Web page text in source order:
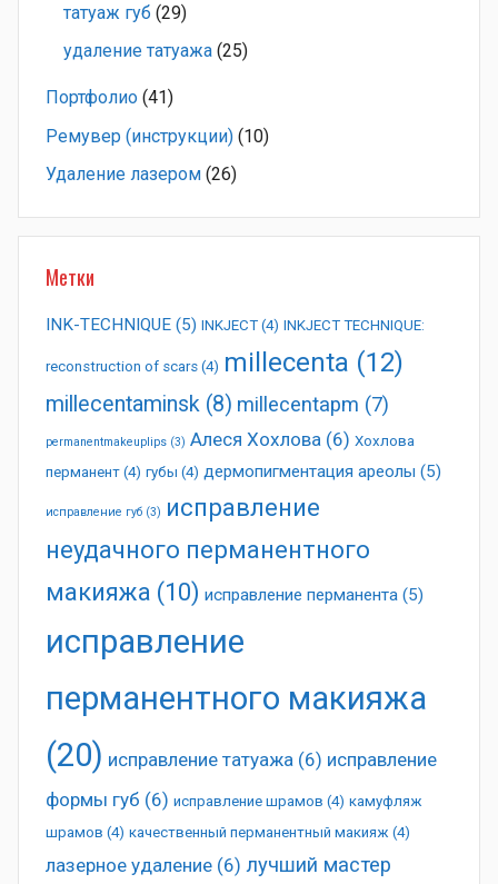
татуаж губ (29)
удаление татуажа (25)
Портфолио (41)
Ремувер (инструкции) (10)
Удаление лазером (26)
Метки
INK-TECHNIQUE (5) INKJECT (4) INKJECT TECHNIQUE:
reconstruction of scars (4) millecenta (12)
millecentaminsk (8) millecentapm (7)
permanentmakeuplips (3) Алеся Хохлова (6) Хохлова
перманент (4) губы (4) дермопигментация ареолы (5)
исправление губ (3) исправление
неудачного перманентного
макияжа (10) исправление перманента (5)
исправление
перманентного макияжа
(20) исправление татуажа (6) исправление
формы губ (6) исправление шрамов (4) камуфляж
шрамов (4) качественный перманентный макияж (4)
лазерное удаление (6) лучший мастер